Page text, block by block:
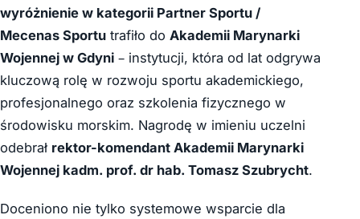
wyróżnienie w kategorii Partner Sportu /
Mecenas Sportu trafiło do Akademii Marynarki
Wojennej w Gdyni – instytucji, która od lat odgrywa
kluczową rolę w rozwoju sportu akademickiego,
profesjonalnego oraz szkolenia fizycznego w
środowisku morskim. Nagrodę w imieniu uczelni
odebrał rektor-komendant Akademii Marynarki
Wojennej kadm. prof. dr hab. Tomasz Szubrycht.
Doceniono nie tylko systemowe wsparcie dla